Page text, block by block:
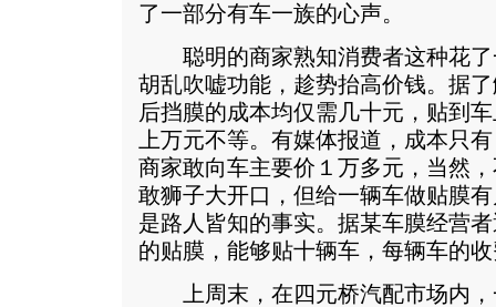
了一部分有车一族的心声。
聪明的商家熟知消费者这种花了
胡乱吹嘘功能，趁势抬高价钱。据
后挡膜的成本均仅需几十元，贴到
上万元不等。有媒体报道，成本只
商家敢向车主要价１万多元，当然
敢狮子大开口，但给一辆车做贴膜
是路人皆知的事实。据某车膜经营
的贴膜，能够贴十辆车，每辆车的
上周末，在四元桥汽配市场内，